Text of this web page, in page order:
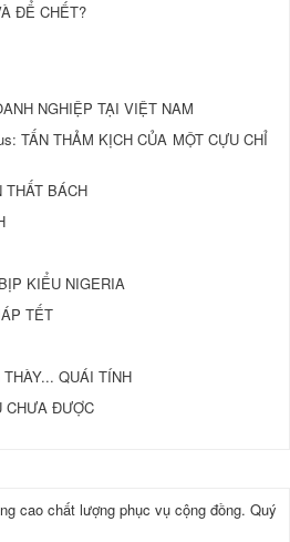
ĐỂ CHẾT?
NGHIỆP TẠI VIỆT NAM
TẤN THẢM KỊCH CỦA MỘT CỰU CHỈ
THẤT BÁCH
KIỂU NIGERIA
TẾT
QUÁI TÍNH
CHƯA ĐƯỢC
cao chất lượng phục vụ cộng đồng. Quý